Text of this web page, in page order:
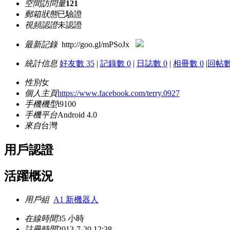
空間訪問量121
郵箱狀態已驗證
視頻認證未認證
最新記錄 http://goo.gl/mPSoJx
統計信息 好友數 35 | 記錄數 0 | 日誌數 0 | 相冊數 0 |回帖
性別女
個人主頁https://www.facebook.com/terry.0927
手機機型i9100
手機平台Android 4.0
來自台灣
用戶認證
活躍概況
用戶組 A1 新機器人
在線時間35 小時